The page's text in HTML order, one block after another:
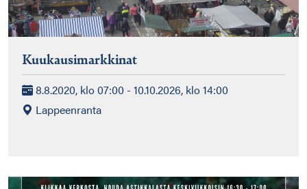
Kuukausimarkkinat
8.8.2020, klo 07:00 - 10.10.2026, klo 14:00
Lappeenranta